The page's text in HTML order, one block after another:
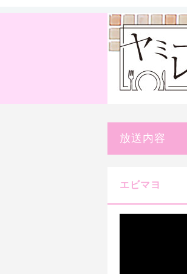
放送内容
エビマヨ